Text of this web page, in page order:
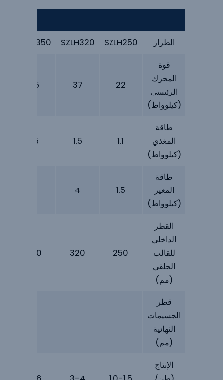
الطراز
SZLH250
SZLH320
SZLH350
قوة
المحرك
الرئيسي
(كيلوواط)
22
37
55
طاقة
المغذي
(كيلوواط)
1.1
1.5
1.5
طاقة
المغير
(كيلوواط)
1.5
4
القطر
الداخلي
للقالب
الحلقي
(مم)
250
320
350
قطر
الجسيمات
النهائية
(مم)
الإنتاج